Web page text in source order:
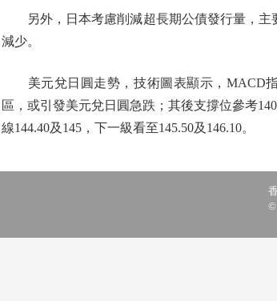
另外，日本考慮削減超長期公債發行量，主
減少。
美元兌日圓走勢，技術圖表顯示，MACD指
區，或引發美元兌日圓急跌；其後支撐位參考
線144.40及145，下一級看至145.50及146.10。
©